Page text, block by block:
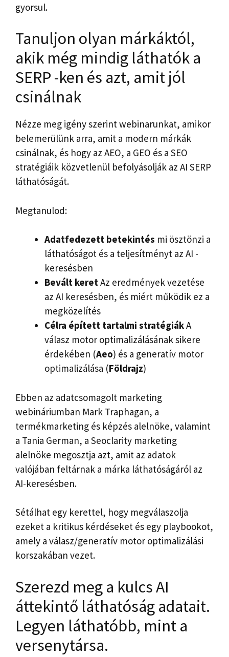
gyorsul.
Tanuljon olyan márkáktól,
akik még mindig láthatók a
SERP -ken és azt, amit jól
csinálnak
Nézze meg igény szerint webinarunkat, amikor
belemerülünk arra, amit a modern márkák
csinálnak, és hogy az AEO, a GEO és a SEO
stratégiáik közvetlenül befolyásolják az AI SERP
láthatóságát.
Megtanulod:
Adatfedezett betekintés mi ösztönzi a
láthatóságot és a teljesítményt az AI -
keresésben
Bevált keretAz eredmények vezetése
az AI keresésben, és miért működik ez a
megközelítés
Célra épített tartalmi stratégiákA
válasz motor optimalizálásának sikere
érdekében (Aeo) és a generatív motor
optimalizálása (Földrajz)
Ebben az adatcsomagolt marketing
webináriumban Mark Traphagan, a
termékmarketing és képzés alelnöke, valamint
a Tania German, a Seoclarity marketing
alelnöke megosztja azt, amit az adatok
valójában feltárnak a márka láthatóságáról az
AI-keresésben.
Sétálhat egy kerettel, hogy megválaszolja
ezeket a kritikus kérdéseket és egy playbookot,
amely a válasz/generatív motor optimalizálási
korszakában vezet.
Szerezd meg a kulcs AI
áttekintő láthatóság adatait.
Legyen láthatóbb, mint a
versenytársa.